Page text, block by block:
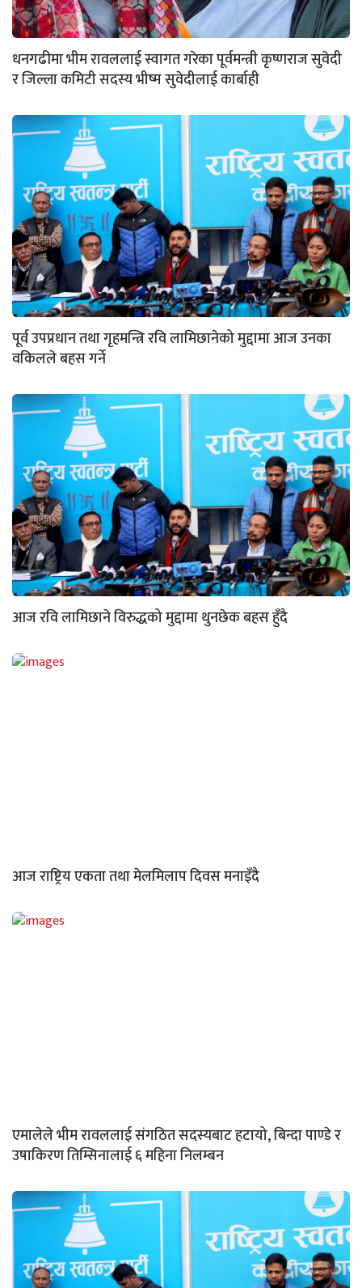
धनगढीमा भीम रावललाई स्वागत गरेका पूर्वमन्त्री कृष्णराज सुवेदी
र जिल्ला कमिटी सदस्य भीष्म सुवेदीलाई कार्बाही
पूर्व उपप्रधान तथा गृहमन्त्रि रवि लामिछानेको मुद्दामा आज उनका
वकिलले बहस गर्ने
आज रवि लामिछाने विरुद्धको मुद्दामा थुनछेक बहस हुँदै
आज राष्ट्रिय एकता तथा मेलमिलाप दिवस मनाइँदै
एमालेले भीम रावललाई संगठित सदस्यबाट हटायो, बिन्दा पाण्डे र
उषाकिरण तिम्सिनालाई ६ महिना निलम्बन